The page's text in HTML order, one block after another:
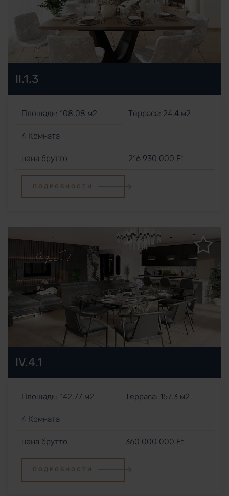
II.1.3
Площадь: 108.08 м2 Терраса: 24.4 м2
4 Комната
цена брутто 216 930 000 Ft
ПОДРОБНОСТИ
IV.4.1
Площадь: 142.77 м2 Терраса: 157.3 м2
4 Комната
цена брутто 360 000 000 Ft
ПОДРОБНОСТИ